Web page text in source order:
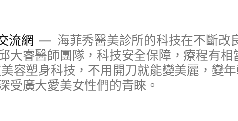
流網
海菲秀醫美診所的科技在不斷改
大睿醫師團隊，科技安全保障，療程有
容塑身科技，不用開刀就能變美麗，變
受廣大愛美女性們的青睞。